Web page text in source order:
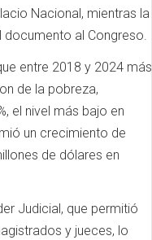
Nacional, mientras la
al Congreso.
entre 2018 y 2024 más
de la pobreza,
el nivel más bajo en
un crecimiento de
de dólares en
Judicial, que permitió
y jueces, lo